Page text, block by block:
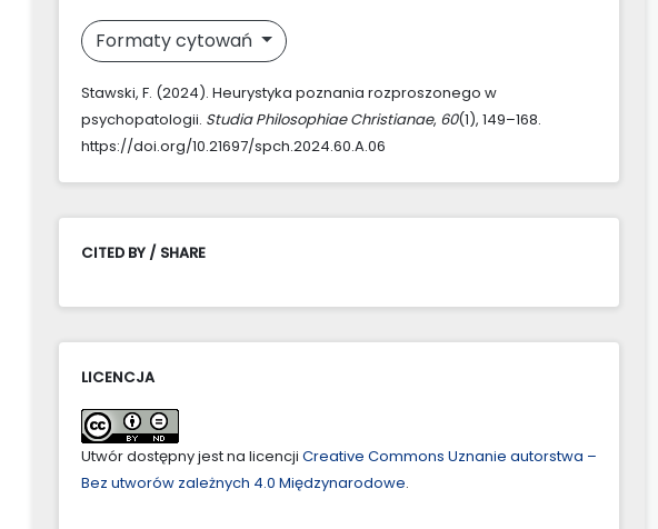
Formaty cytowań
Stawski, F. (2024). Heurystyka poznania rozproszonego w
psychopatologii. Studia Philosophiae Christianae, 60(1), 149–168.
https://doi.org/10.21697/spch.2024.60.A.06
CITED BY / SHARE
LICENCJA
Utwór dostępny jest na licencji Creative Commons Uznanie autorstwa –
Bez utworów zależnych 4.0 Międzynarodowe.